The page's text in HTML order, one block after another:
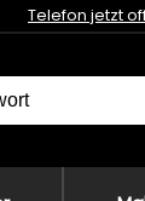
Telefon jetzt